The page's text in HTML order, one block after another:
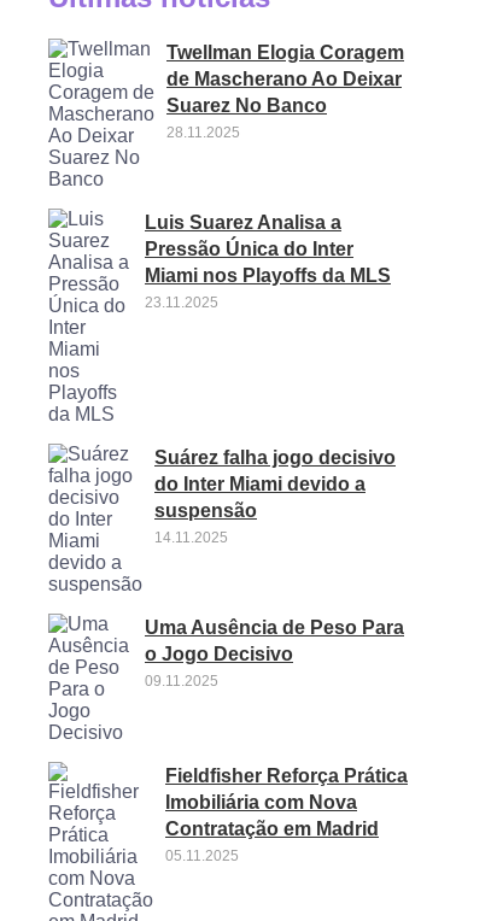
Twellman Elogia Coragem
de Mascherano Ao Deixar
Suarez No Banco
28.11.2025
Luis Suarez Analisa a
Pressão Única do Inter
Miami nos Playoffs da MLS
23.11.2025
Suárez falha jogo decisivo
do Inter Miami devido a
suspensão
14.11.2025
Uma Ausência de Peso Para
o Jogo Decisivo
09.11.2025
Fieldfisher Reforça Prática
Imobiliária com Nova
Contratação em Madrid
05.11.2025